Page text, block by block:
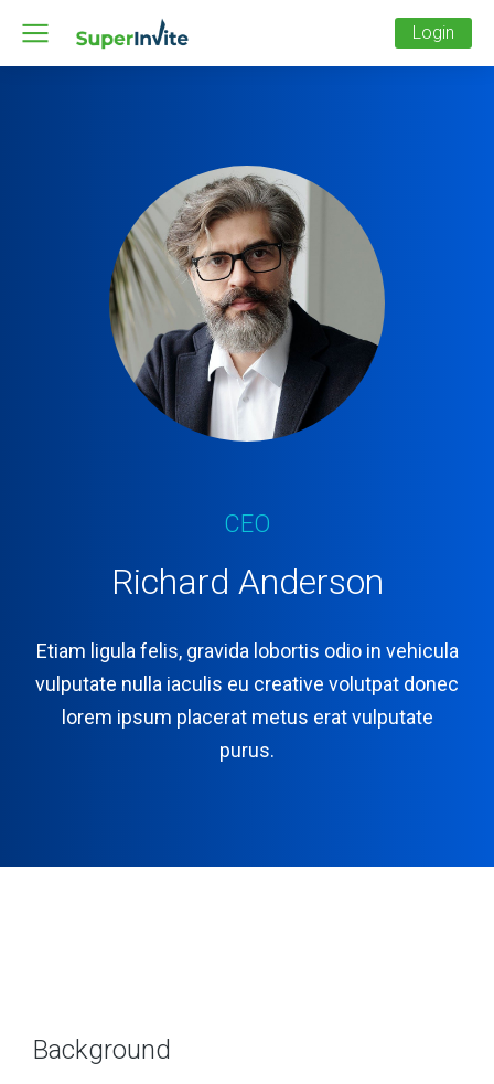
Login
CEO
Richard Anderson
Etiam ligula felis, gravida lobortis odio in vehicula
vulputate nulla iaculis eu creative volutpat donec
lorem ipsum placerat metus erat vulputate
purus.
Background